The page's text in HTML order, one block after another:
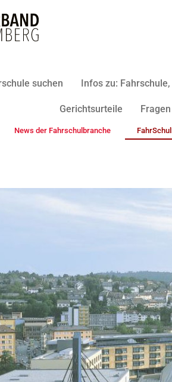
suchen Infos zu:
Gerichtsurteile
News der Fahrschulbranche